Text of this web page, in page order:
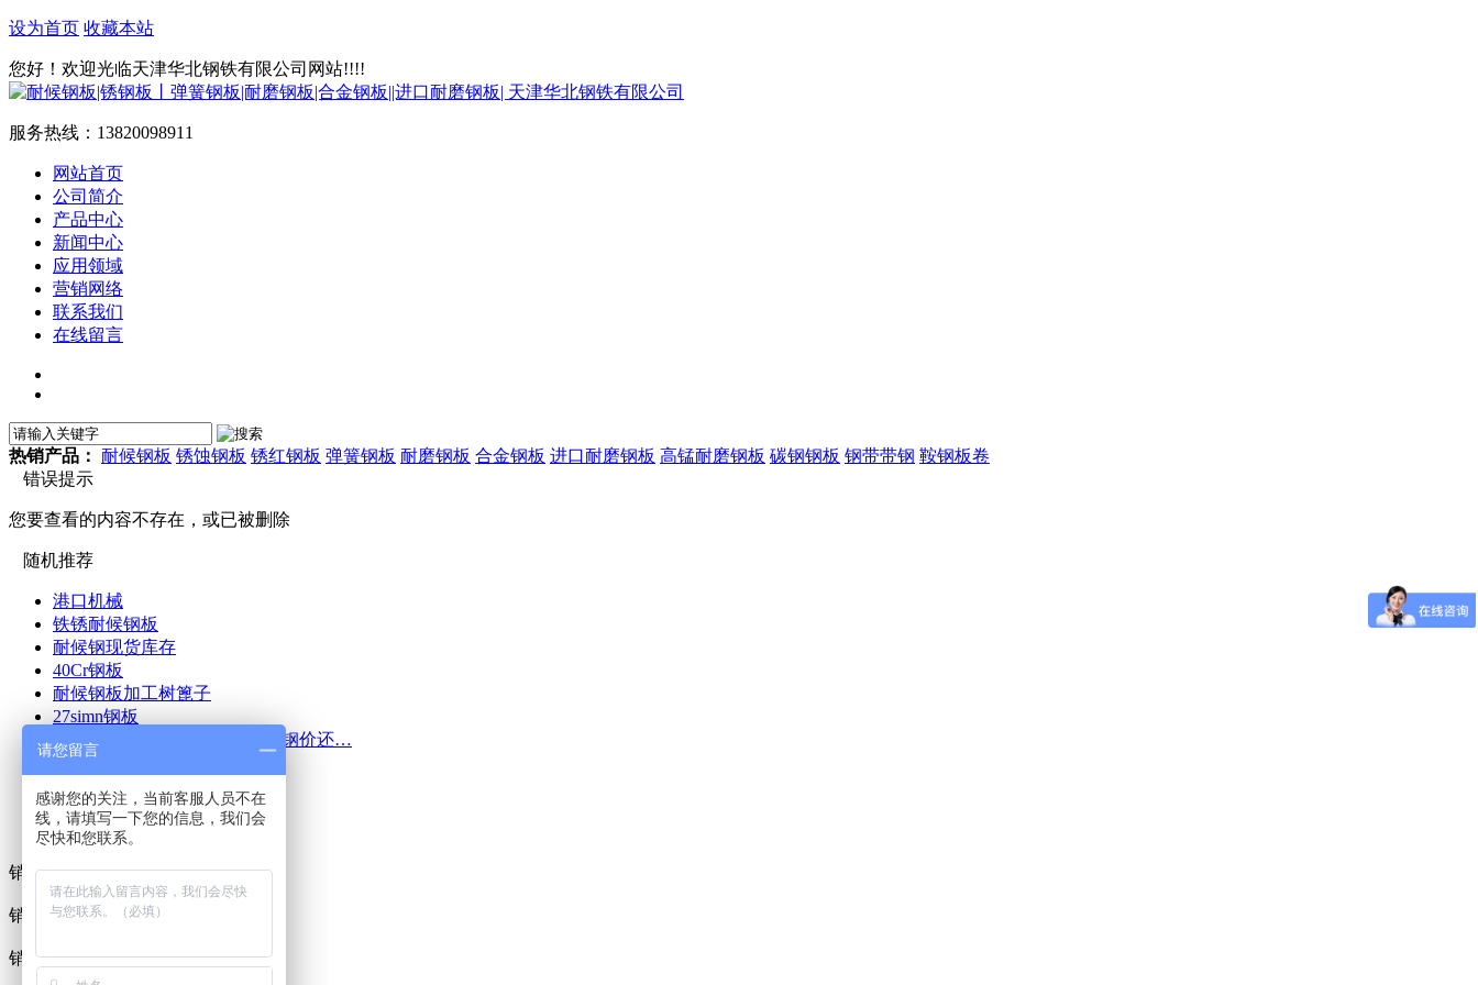
设为首页 收藏本站
您好！欢迎光临天津华北钢铁有限公司网站!!!!
服务热线： 13820098911
网站首页
公司简介
产品中心
新闻中心
应用领域
营销网络
联系我们
在线留言
热销产品： 耐候钢板 锈蚀钢板 锈红钢板 弹簧钢板 耐磨钢板 合金钢板 进口耐磨钢板 高锰耐磨钢板 碳钢钢板 钢带带钢 鞍钢板卷
错误提示
您要查看的内容不存在，或已被删除
随机推荐
港口机械
铁锈耐候钢板
耐候钢现货库存
40Cr钢板
耐候钢板加工树篦子
27simn钢板
预测：全面收涨！耐候锈钢板钢价还…
NM360耐磨板
锈钢板案例
联系我们
销售一部：022-58518886 孟经理
13820098911
销售二部：022-58518186 孔经理
销售三部：022-58883188
孟经理
请您留言
感谢您的关注，当前客服人员不在
线，请填写一下您的信息，我们会
尽快和您联系。